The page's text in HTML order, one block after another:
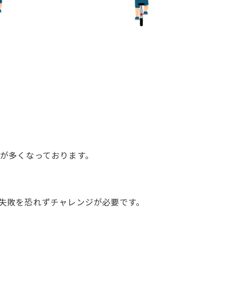
くなっております。
を恐れずチャレンジが必要です。